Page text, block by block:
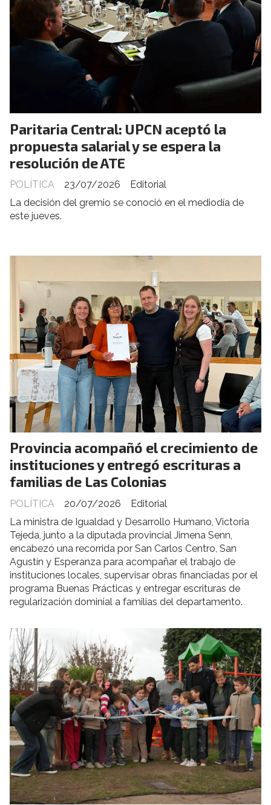
Paritaria Central: UPCN aceptó la
propuesta salarial y se espera la
resolución de ATE
Editorial
POLÍTICA
23/07/2026
La decisión del gremio se conoció en el mediodía de
este jueves.
Provincia acompañó el crecimiento de
instituciones y entregó escrituras a
familias de Las Colonias
Editorial
POLÍTICA
20/07/2026
La ministra de Igualdad y Desarrollo Humano, Victoria
Tejeda, junto a la diputada provincial Jimena Senn,
encabezó una recorrida por San Carlos Centro, San
Agustín y Esperanza para acompañar el trabajo de
instituciones locales, supervisar obras financiadas por el
programa Buenas Prácticas y entregar escrituras de
regularización dominial a familias del departamento.